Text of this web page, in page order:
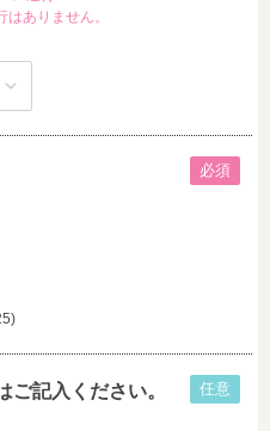
ありません。
必須
ご記入ください。 任意